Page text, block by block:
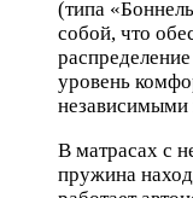
(типа
собой, что
уровень
В матрасах с
пружина